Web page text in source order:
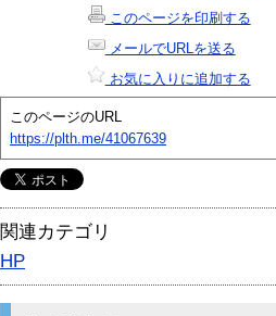
このページを印刷する
メールでURLを送る
お気に入りに追加する
このページのURL
https://plth.me/41067639
関連カテゴリ
HP